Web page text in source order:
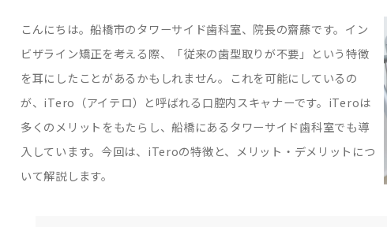
こんにちは。船橋市のタワーサイド歯科室、院長の齋藤です。イン
ビザライン矯正を考える際、「従来の歯型取りが不要」という特徴
を耳にしたことがあるかもしれません。これを可能にしているの
が、iTero（アイテロ）と呼ばれる口腔内スキャナーです。iTeroは
多くのメリットをもたらし、船橋にあるタワーサイド歯科室でも導
入しています。今回は、iTeroの特徴と、メリット・デメリットにつ
いて解説します。